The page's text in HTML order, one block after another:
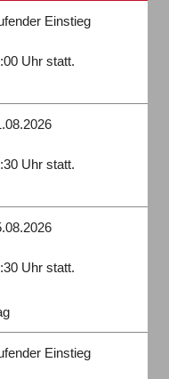
Einstieg
Uhr statt.
Uhr statt.
Uhr statt.
Einstieg